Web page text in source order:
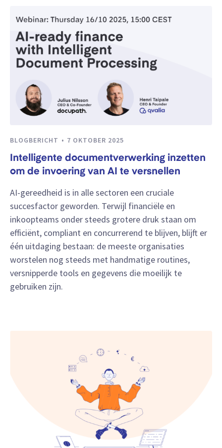
BLOGBERICHT 7 OKTOBER 2025
Intelligente documentverwerking inzetten
om de invoering van AI te versnellen
AI-gereedheid is in alle sectoren een cruciale
succesfactor geworden. Terwijl financiële en
inkoopteams onder steeds grotere druk staan om
efficiënt, compliant en concurrerend te blijven, blijft er
één uitdaging bestaan: de meeste organisaties
worstelen nog steeds met handmatige routines,
versnipperde tools en gegevens die moeilijk te
gebruiken zijn.